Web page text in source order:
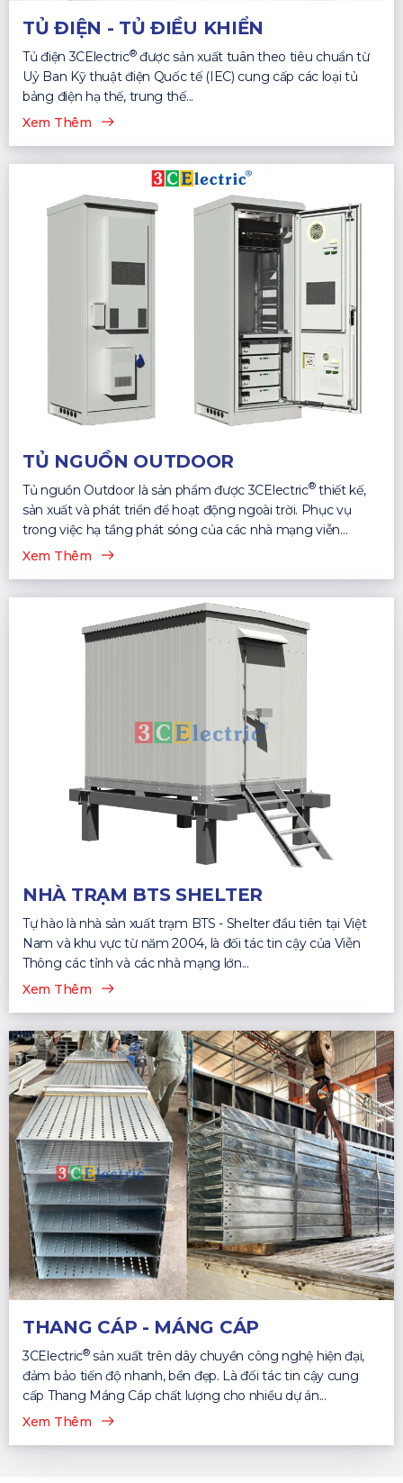
TỦ ĐIỆN - TỦ ĐIỀU KHIỂN
Tủ điện 3CElectric®được sản xuất tuân theo tiêu chuẩn từ
Uỷ Ban Kỹ thuật điện Quốc tế (IEC) cung cấp các loại tủ
bảng điện hạ thế, trung thế...
Xem Thêm
TỦ NGUỒN OUTDOOR
Tủ nguồn Outdoor là sản phẩm được 3CElectric®thiết kế,
sản xuất và phát triển để hoạt động ngoài trời. Phục vụ
trong việc hạ tầng phát sóng của các nhà mạng viễn
thông...
Xem Thêm
NHÀ TRẠM BTS SHELTER
Tự hào là nhà sản xuất trạm BTS - Shelter đầu tiên tại Việt
Nam và khu vực từ năm 2004, là đối tác tin cậy của Viễn
Thông các tỉnh và các nhà mạng lớn...
Xem Thêm
THANG CÁP - MÁNG CÁP
3CElectric®sản xuất trên dây chuyền công nghệ hiện đại,
đảm bảo tiến độ nhanh, bền đẹp. Là đối tác tin cậy cung
cấp Thang Máng Cáp chất lượng cho nhiều dự án...
Xem Thêm